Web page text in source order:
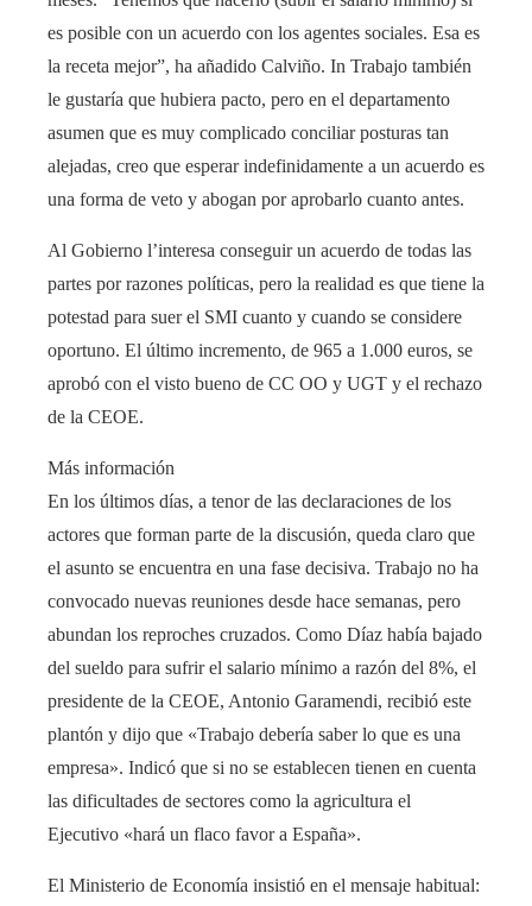
es posible con un acuerdo con los agentes sociales. Esa es
la receta mejor”, ha añadido Calviño. In Trabajo también
le gustaría que hubiera pacto, pero en el departamento
asumen que es muy complicado conciliar posturas tan
alejadas, creo que esperar indefinidamente a un acuerdo es
una forma de veto y abogan por aprobarlo cuanto antes.
Al Gobierno l’interesa conseguir un acuerdo de todas las
partes por razones políticas, pero la realidad es que tiene la
potestad para suer el SMI cuanto y cuando se considere
oportuno. El último incremento, de 965 a 1.000 euros, se
aprobó con el visto bueno de CC OO y UGT y el rechazo
de la CEOE.
Más información
En los últimos días, a tenor de las declaraciones de los
actores que forman parte de la discusión, queda claro que
el asunto se encuentra en una fase decisiva. Trabajo no ha
convocado nuevas reuniones desde hace semanas, pero
abundan los reproches cruzados. Como Díaz había bajado
del sueldo para sufrir el salario mínimo a razón del 8%, el
presidente de la CEOE, Antonio Garamendi, recibió este
plantón y dijo que «Trabajo debería saber lo que es una
empresa». Indicó que si no se establecen tienen en cuenta
las dificultades de sectores como la agricultura el
Ejecutivo «hará un flaco favor a España».
El Ministerio de Economía insistió en el mensaje habitual: